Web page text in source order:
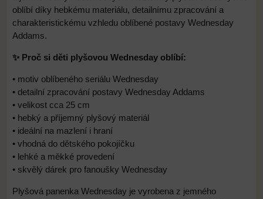
oblíbí díky hebkému materiálu, detailnímu zpracování a
charakteristickému vzhledu oblíbené postavy Wednesday
Addams.
✨ Proč si děti plyšovou Wednesday oblíbí:
• motiv oblíbeného seriálu Wednesday
• detailní zpracování postavy Wednesday Addams
• velikost cca 25 cm
• hebký a příjemný plyšový materiál
• ideální na mazlení i hraní
• vhodná do dětského pokojíčku
• lehké a měkké provedení
• skvělý dárek pro fanoušky Wednesday
Plyšová panenka Wednesday je vyrobena z jemného